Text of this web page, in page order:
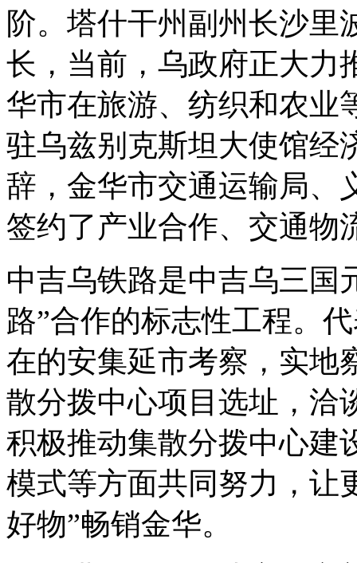
阶。塔什干州副州长沙里
长，当前，乌政府正大力
华市在旅游、纺织和农业
驻乌兹别克斯坦大使馆经
辞，金华市交通运输局、
签约了产业合作、交通物
中吉乌铁路是中吉乌三国
路”合作的标志性工程。
在的安集延市考察，实地
散分拨中心项目选址，洽
积极推动集散分拨中心建
模式等方面共同努力，让
好物”畅销金华。